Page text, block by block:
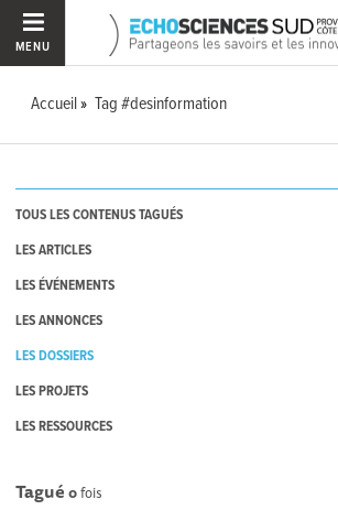
MENU
Accueil Tag #desinformation
TOUS LES CONTENUS TAGUÉS
LES ARTICLES
LES ÉVÉNEMENTS
LES ANNONCES
LES DOSSIERS
LES PROJETS
LES RESSOURCES
Tagué 0fois